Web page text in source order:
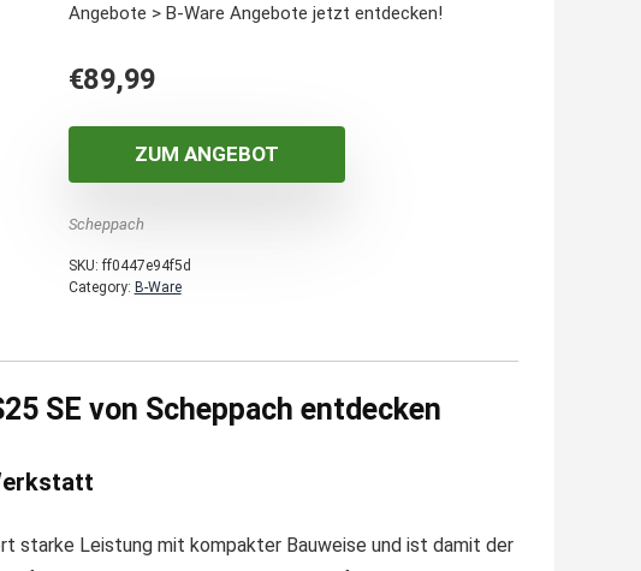
Angebote > B-Ware Angebote jetzt entdecken!
€89,99
ZUM ANGEBOT
Scheppach
SKU:ff0447e94f5d
Category: B-Ware
SE von Scheppach entdecken
starke Leistung mit kompakter Bauweise und ist damit der